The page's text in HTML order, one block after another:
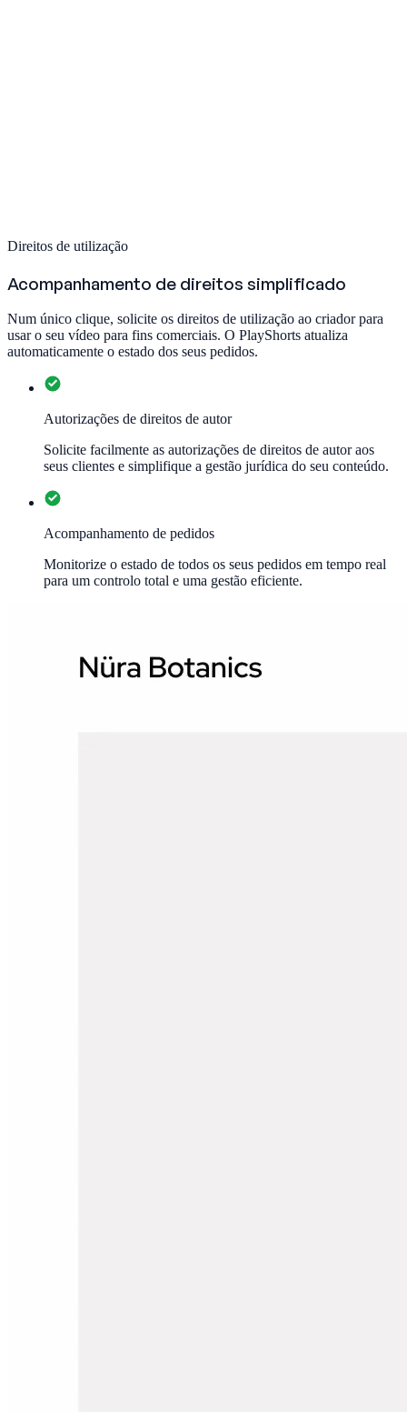
Direitos de utilização
Acompanhamento de direitos simplificado
Num único clique, solicite os direitos de utilização ao criador para
usar o seu vídeo para fins comerciais. O PlayShorts atualiza
automaticamente o estado dos seus pedidos.
Autorizações de direitos de autor
Solicite facilmente as autorizações de direitos de autor aos
seus clientes e simplifique a gestão jurídica do seu conteúdo.
Acompanhamento de pedidos
Monitorize o estado de todos os seus pedidos em tempo real
para um controlo total e uma gestão eficiente.